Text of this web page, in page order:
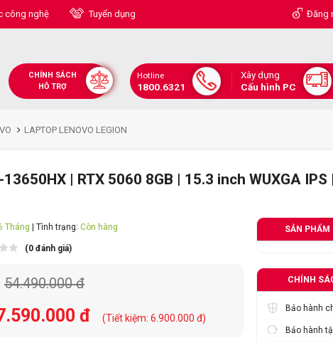
công nghệ Tuyển dụng Đăng
CHÍNH SÁCH
HỖ TRỢ
Hotline
1800.6321
Xây dựng
Cấu hình PC
LAPTOP LENOVO LEGION
| RTX 5060 8GB | 15.3 inch WUXGA IPS
Tháng | Tình trạng: Còn hàng
(0 đánh giá)
54.490.000 đ
đ (Tiết kiệm: 6.900.000 đ)
SẢN PHẨM
CHÍNH
Bảo hành
Bảo hành